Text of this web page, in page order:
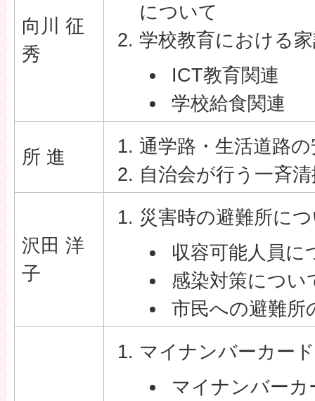
向川 征
秀
について
学校教育における
ICT教育関連
学校給食関連
所 進
通学路・生活道路
自治会が行う一斉
沢田 洋
子
災害時の避難所に
収容可能人員に
感染対策につい
市民への避難所
マイナンバーカード
マイナンバー